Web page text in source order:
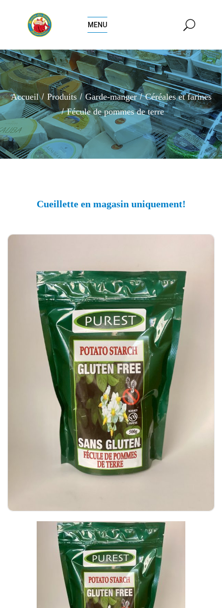
MENU
Accueil Produits Garde-manger
Céréales et farines
Fécule de pommes de terre
Cueillette en magasin uniquement!